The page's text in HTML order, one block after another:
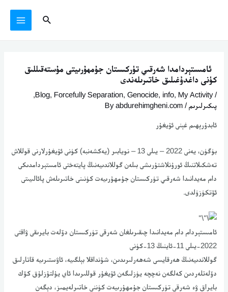
Search
ئامىستېردامدا شەرقىي تۈركىستان جۇمھۇرىيتى مۇستەقىللىق
كۈنى داغدۇغىلىق خاتىرىلەندى
/
Blog, Forcefully Separation, Genocide, info, My Activity
,
پىكىرلىرىم/ By
abdurehimgheni.com
ئابدۇرېھىم غېنى ئۇيغۇر
بۈگۈن، يەنى 2022 – يىلى 13 – نويابىر (يەكشەنبە) كۈنى ئۇيغۇرلارنى قوللاش
تەشكىلاتنىڭ ئورۇنلاشتۇرىشى بىلەن گوللاندىيەنىڭ پايتەختى ئامستېردامدىكى
دام مەيدانىدا شەرقىي تۈركىستان جۇمھۇرىيەت كۈنىنى خاتىرىلەش پائالىيىتى
ئۆتكۈزۈلدى.
ئامىستېردام دام مەيدانىدا چىقىرىلغان شەرقى تۈركىستان دۆلەت بايرىقى ۋاقتى
2022-يىلى 11-ئاينىڭ 13-كۈنى
گوللاندىيەنىڭ ھەرقايسى شەھەرلىرىدىن، شۇنداقلا بېلگىيە، ئاۋستىرىيە قاتارلىق
دۆلەتلەردىن كەلگەن نەچچە يۈزلىگەن ئۇيغۇر قوللىرىدا ئاي يۇلتۇزلۇق كۆك
بايراق ۋە شەرقى تۈركىستان جۇمھۇرىيەت كۈننى خاتىرلەيمىز، دېگەن